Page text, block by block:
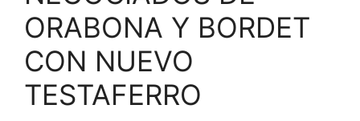
ORABONA Y BORDET
CON NUEVO
TESTAFERRO